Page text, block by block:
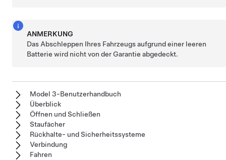
ANMERKUNG
Das Abschleppen Ihres Fahrzeugs aufgrund einer leeren
Batterie wird nicht von der Garantie abgedeckt.
Model 3-Benutzerhandbuch
Überblick
Öffnen und Schließen
Staufächer
Rückhalte- und Sicherheitssysteme
Verbindung
Fahren